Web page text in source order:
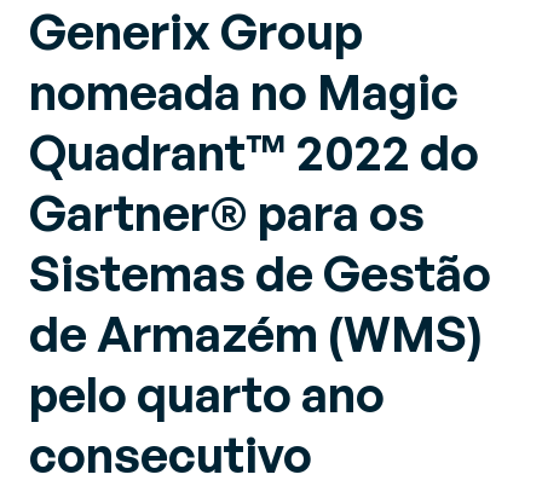
Generix Group
nomeada no Magic
Quadrant™ 2022 do
Gartner® para os
Sistemas de Gestão
de Armazém (WMS)
pelo quarto ano
consecutivo